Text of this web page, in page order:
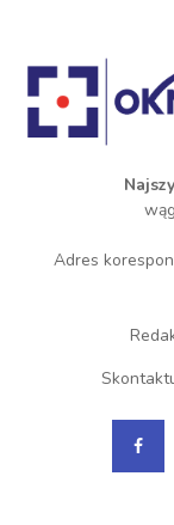
Adres